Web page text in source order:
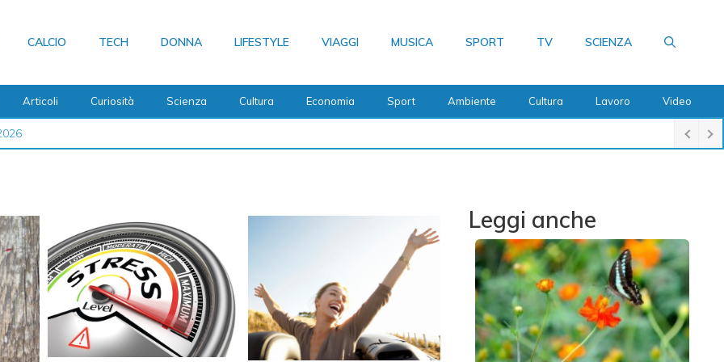
CALCIO TECH DONNA LIFESTYLE VIAGGI MUSICA SPORT TV SCIENZA
Articoli Curiosità Scienza Cultura Economia Sport Ambiente Cultura Lavoro Video
Leggi anche